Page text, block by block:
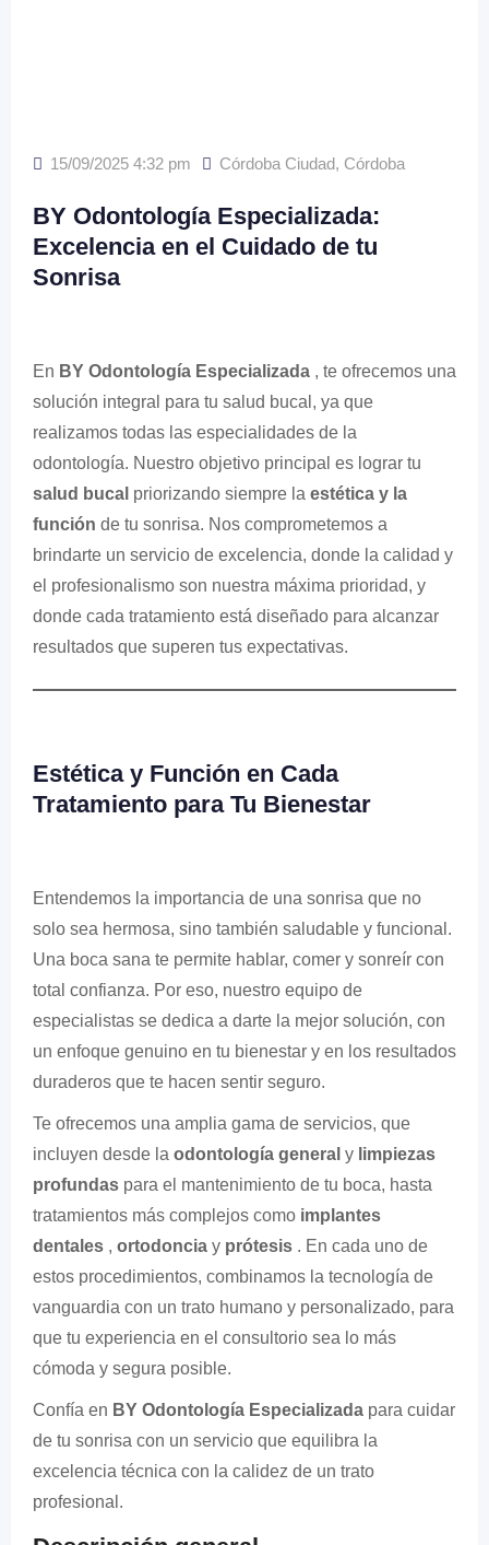
15/09/2025 4:32 pm Córdoba Ciudad, Córdoba
BY Odontología Especializada:
Excelencia en el Cuidado de tu
Sonrisa
En BY Odontología Especializada , te ofrecemos una
solución integral para tu salud bucal, ya que
realizamos todas las especialidades de la
odontología. Nuestro objetivo principal es lograr tu
salud bucal priorizando siempre la estética y la
función de tu sonrisa. Nos comprometemos a
brindarte un servicio de excelencia, donde la calidad y
el profesionalismo son nuestra máxima prioridad, y
donde cada tratamiento está diseñado para alcanzar
resultados que superen tus expectativas.
Estética y Función en Cada
Tratamiento para Tu Bienestar
Entendemos la importancia de una sonrisa que no
solo sea hermosa, sino también saludable y funcional.
Una boca sana te permite hablar, comer y sonreír con
total confianza. Por eso, nuestro equipo de
especialistas se dedica a darte la mejor solución, con
un enfoque genuino en tu bienestar y en los resultados
duraderos que te hacen sentir seguro.
Te ofrecemos una amplia gama de servicios, que
incluyen desde la odontología general y limpiezas
profundas para el mantenimiento de tu boca, hasta
tratamientos más complejos como implantes
dentales , ortodoncia y prótesis . En cada uno de
estos procedimientos, combinamos la tecnología de
vanguardia con un trato humano y personalizado, para
que tu experiencia en el consultorio sea lo más
cómoda y segura posible.
Confía en BY Odontología Especializada para cuidar
de tu sonrisa con un servicio que equilibra la
excelencia técnica con la calidez de un trato
profesional.